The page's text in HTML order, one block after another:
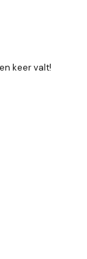
keer valt!